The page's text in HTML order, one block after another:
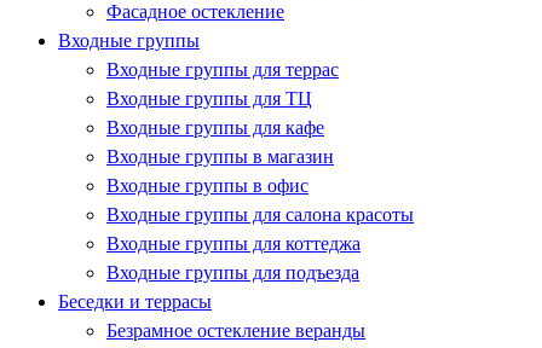
Фасадное остекление
Входные группы
Входные группы для террас
Входные группы для ТЦ
Входные группы для кафе
Входные группы в магазин
Входные группы в офис
Входные группы для салона красоты
Входные группы для коттеджа
Входные группы для подъезда
Беседки и террасы
Безрамное остекление веранды